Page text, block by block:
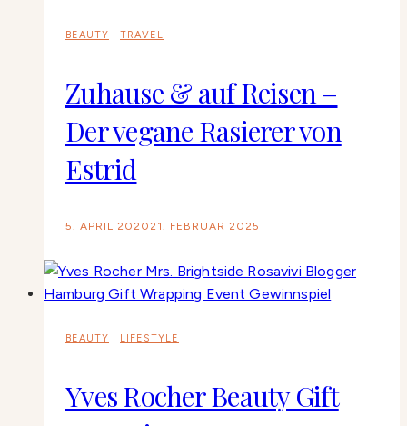
BEAUTY TRAVEL
Zuhause & auf Reisen –
Der vegane Rasierer von
Estrid
5. APRIL 2020 21. FEBRUAR 2025
BEAUTY LIFESTYLE
Yves Rocher Beauty Gift